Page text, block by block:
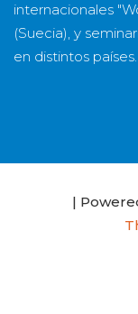
internacionales
(Suecia), y
en distintos países.
|